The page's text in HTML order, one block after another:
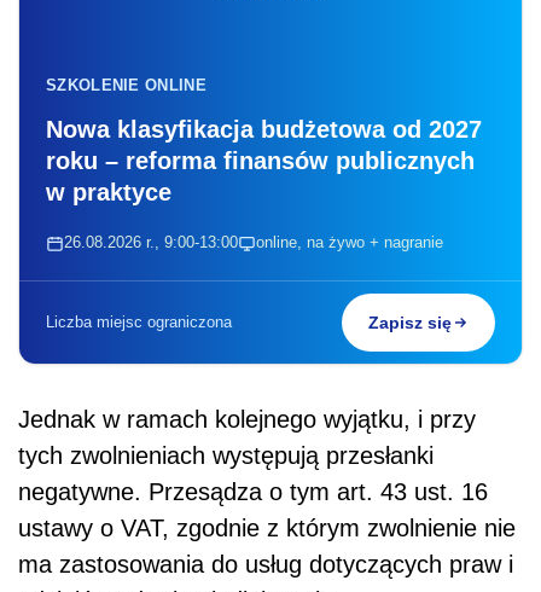
SZKOLENIE ONLINE
Nowa klasyfikacja budżetowa od 2027
roku – reforma finansów publicznych
w praktyce
26.08.2026 r., 9:00-13:00 online, na żywo + nagranie
Liczba miejsc ograniczona Zapisz się
Jednak w ramach kolejnego wyjątku, i przy
tych zwolnieniach występują przesłanki
negatywne. Przesądza o tym art. 43 ust. 16
ustawy o VAT, zgodnie z którym zwolnienie nie
ma zastosowania do usług dotyczących praw i